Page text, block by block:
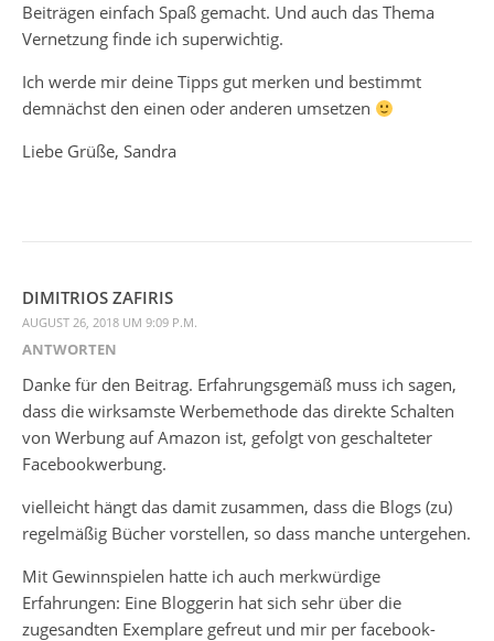
Beiträgen einfach Spaß gemacht. Und auch das Thema
Vernetzung finde ich superwichtig.
Ich werde mir deine Tipps gut merken und bestimmt
demnächst den einen oder anderen umsetzen
Liebe Grüße, Sandra
DIMITRIOS ZAFIRIS
AUGUST 26, 2018 UM 9:09 P.M.
ANTWORTEN
Danke für den Beitrag. Erfahrungsgemäß muss ich sagen,
dass die wirksamste Werbemethode das direkte Schalten
von Werbung auf Amazon ist, gefolgt von geschalteter
Facebookwerbung.
vielleicht hängt das damit zusammen, dass die Blogs (zu)
regelmäßig Bücher vorstellen, so dass manche untergehen.
Mit Gewinnspielen hatte ich auch merkwürdige
Erfahrungen: Eine Bloggerin hat sich sehr über die
zugesandten Exemplare gefreut und mir per facebook-